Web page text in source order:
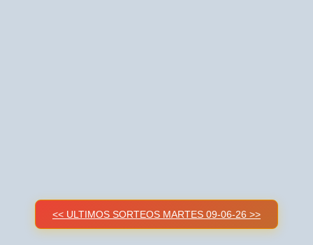
<< ULTIMOS SORTEOS MARTES 09-06-26 >>